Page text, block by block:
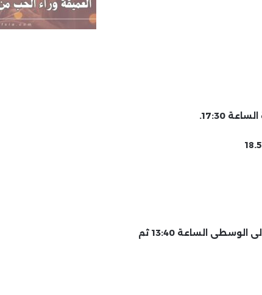
القطار رقم 1111 التهوية الديناميكية ينطلق من الفيوم الساعة 12:50 ظهراً ويصل إلى الوسطى الساعة 13:40 ثم